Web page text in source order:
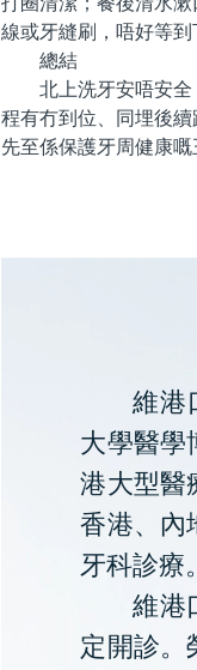
線或牙縫刷，唔好等到
總結
北上洗牙安唔安全，
程有冇到位、同埋後
先至係保護牙周健康
維港
大學醫學
港大型醫
香港、內
牙科診療。
維港
定開診。